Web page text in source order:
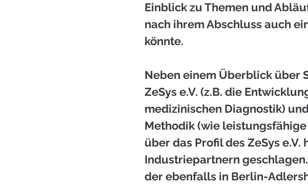
Einblick zu Themen und
nach ihrem Abschluss auch
könnte.
Neben einem Überblick über
ZeSys e.V. (z.B. die
medizinischen Diagnostik)
Methodik (wie
über das Profil des ZeSys
Industriepartnern
der ebenfalls in Berlin-